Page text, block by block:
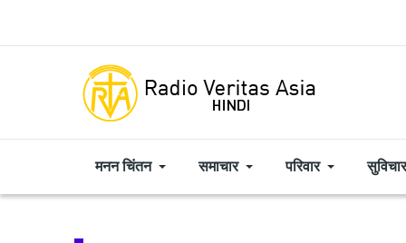
मनन चिंतन समाचार परिवार सुविचार